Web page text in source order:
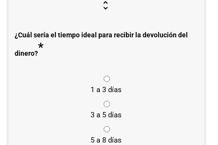
¿Cuál sería el tiempo ideal para recibir la devolución del
dinero?*
1 a 3 días
3 a 5 días
5 a 8 días